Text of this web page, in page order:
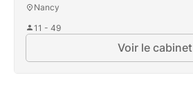
Nancy
11 - 49
Voir le cabinet